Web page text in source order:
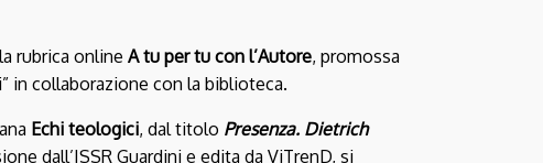
rubrica online A tu per tu con l’Autore, promossa
in collaborazione con la biblioteca.
Echi teologici, dal titolo Presenza. Dietrich
dall’ISSR Guardini e edita da ViTrenD, si